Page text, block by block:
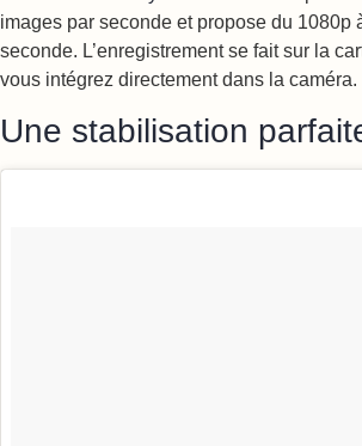
images par seconde et propose du 1080p
seconde. L’enregistrement se fait sur la
vous intégrez directement dans la caméra.
Une stabilisation